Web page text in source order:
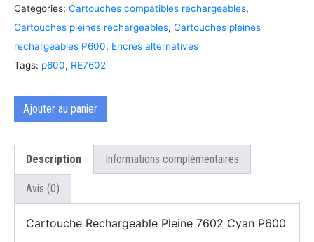
Categories: Cartouches compatibles rechargeables,
Cartouches pleines rechargeables, Cartouches pleines
rechargeables P600, Encres alternatives
Tags: p600, RE7602
Ajouter au panier
Description Informations complémentaires
Avis (0)
Cartouche Rechargeable Pleine 7602 Cyan P600